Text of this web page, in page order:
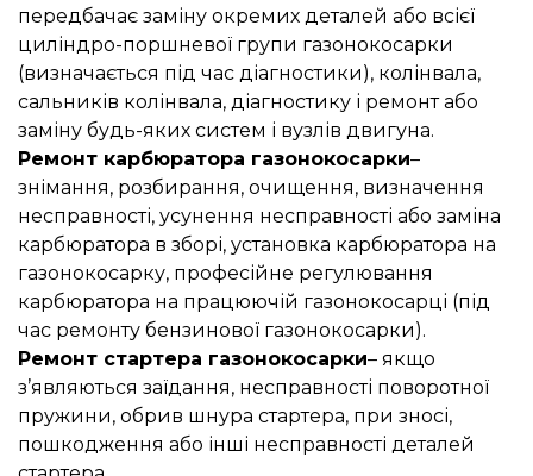
передбачає заміну окремих деталей або всієї
циліндро-поршневої групи газонокосарки
(визначається під час діагностики), колінвала,
сальників колінвала, діагностику і ремонт або
заміну будь-яких систем і вузлів двигуна.
Ремонт карбюратора газонокосарки–
знімання, розбирання, очищення, визначення
несправності, усунення несправності або заміна
карбюратора в зборі, установка карбюратора на
газонокосарку, професійне регулювання
карбюратора на працюючій газонокосарці (під
час ремонту бензинової газонокосарки).
Ремонт стартера газонокосарки– якщо
з’являються заїдання, несправності поворотної
пружини, обрив шнура стартера, при зносі,
пошкодження або інші несправності деталей